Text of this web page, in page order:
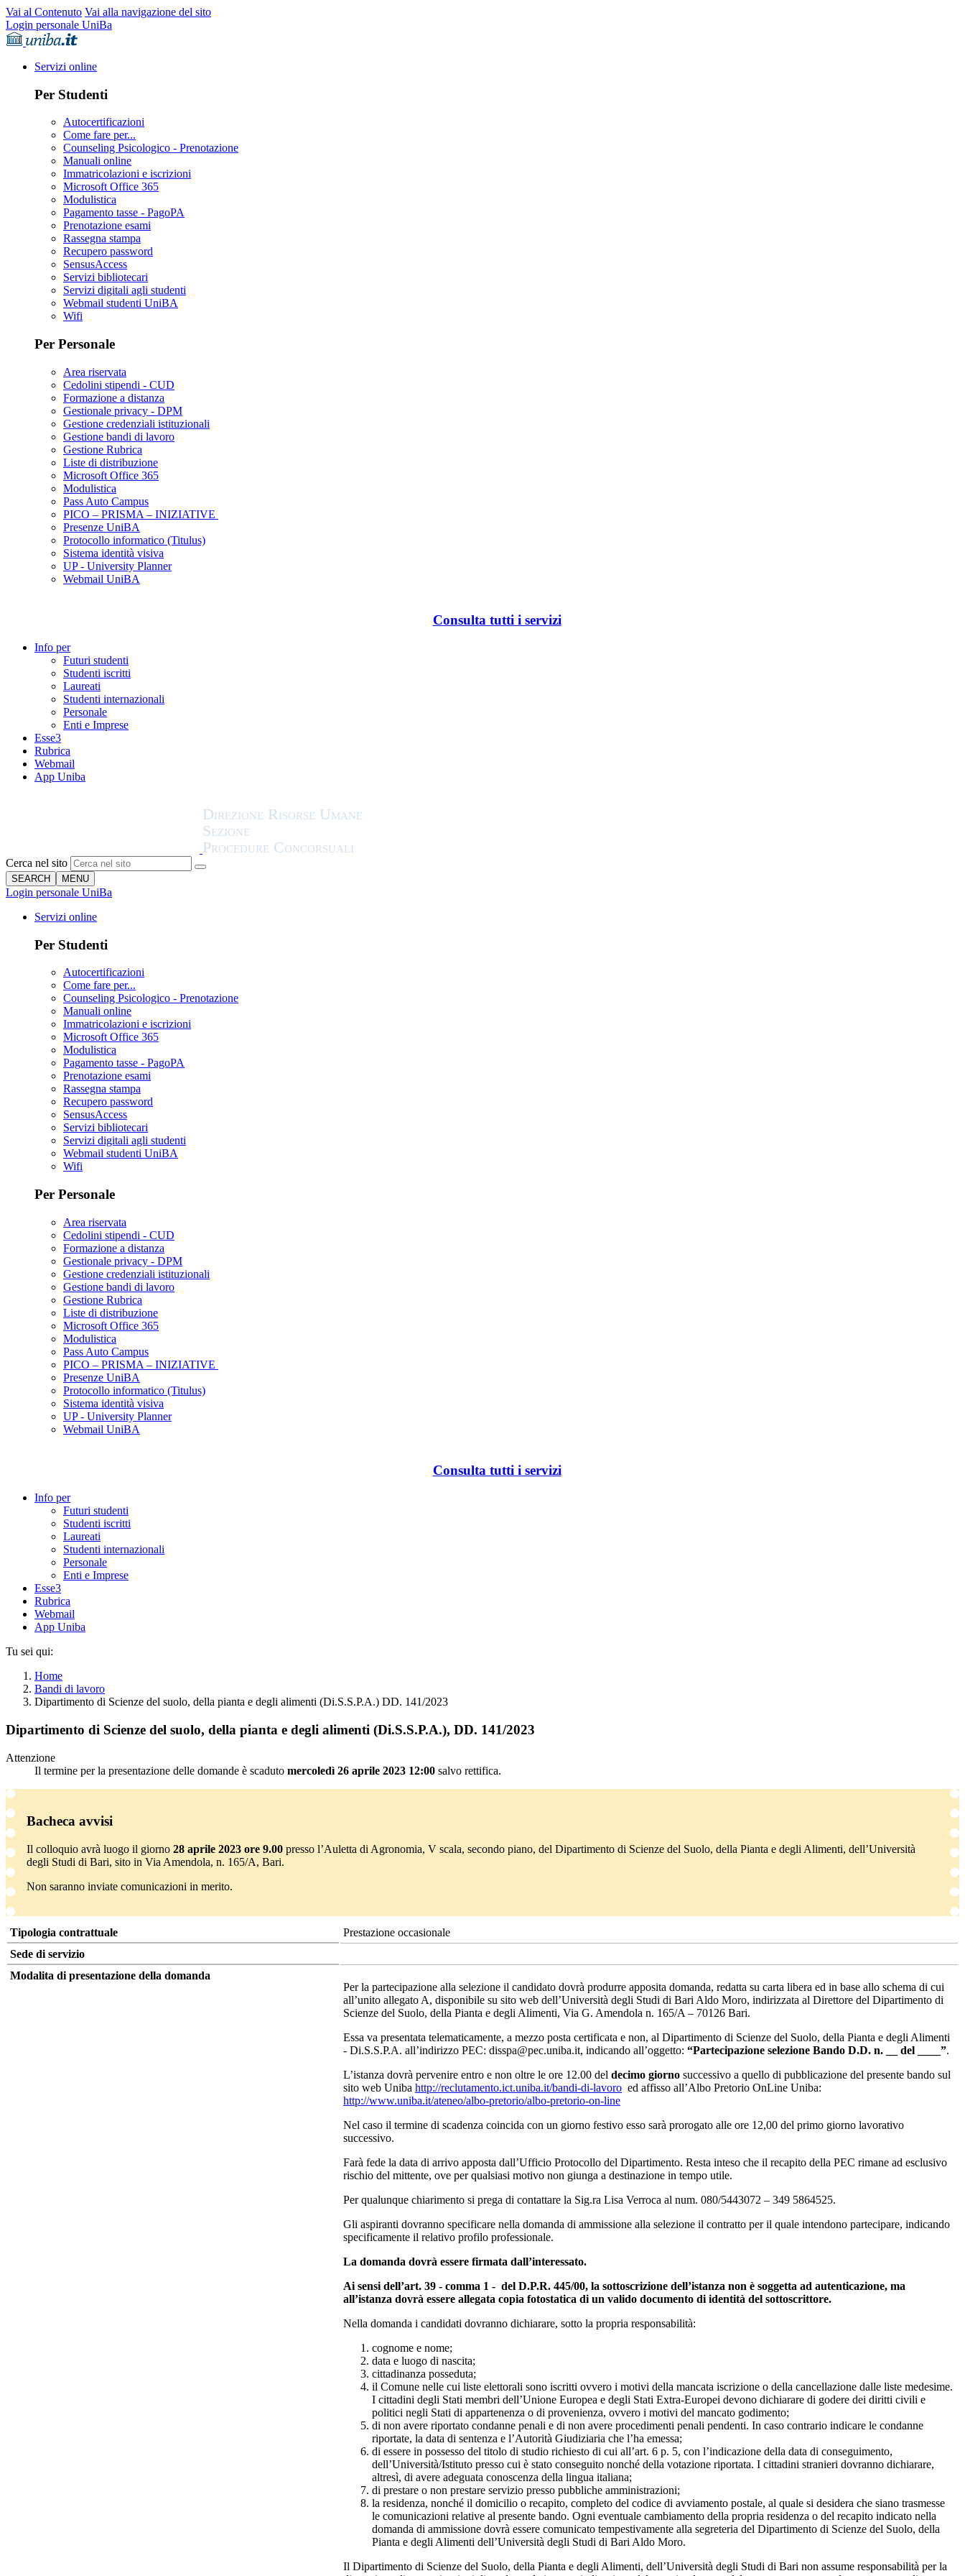
Vai al Contenuto Vai alla navigazione del sito
Login personale UniBa
Servizi online
Per Studenti
Autocertificazioni
Come fare per...
Counseling Psicologico - Prenotazione
Manuali online
Immatricolazioni e iscrizioni
Microsoft Office 365
Modulistica
Pagamento tasse - PagoPA
Prenotazione esami
Rassegna stampa
Recupero password
SensusAccess
Servizi bibliotecari
Servizi digitali agli studenti
Webmail studenti UniBA
Wifi
Per Personale
Area riservata
Cedolini stipendi - CUD
Formazione a distanza
Gestionale privacy - DPM
Gestione credenziali istituzionali
Gestione bandi di lavoro
Gestione Rubrica
Liste di distribuzione
Microsoft Office 365
Modulistica
Pass Auto Campus
PICO – PRISMA – INIZIATIVE
Presenze UniBA
Protocollo informatico (Titulus)
Sistema identità visiva
UP - University Planner
Webmail UniBA
Consulta tutti i servizi
Info per
Futuri studenti
Studenti iscritti
Laureati
Studenti internazionali
Personale
Enti e Imprese
Esse3
Rubrica
Webmail
App Uniba
Cerca nel sito
SEARCH MENU
Login personale UniBa
Servizi online
Per Studenti
Autocertificazioni
Come fare per...
Counseling Psicologico - Prenotazione
Manuali online
Immatricolazioni e iscrizioni
Microsoft Office 365
Modulistica
Pagamento tasse - PagoPA
Prenotazione esami
Rassegna stampa
Recupero password
SensusAccess
Servizi bibliotecari
Servizi digitali agli studenti
Webmail studenti UniBA
Wifi
Per Personale
Area riservata
Cedolini stipendi - CUD
Formazione a distanza
Gestionale privacy - DPM
Gestione credenziali istituzionali
Gestione bandi di lavoro
Gestione Rubrica
Liste di distribuzione
Microsoft Office 365
Modulistica
Pass Auto Campus
PICO – PRISMA – INIZIATIVE
Presenze UniBA
Protocollo informatico (Titulus)
Sistema identità visiva
UP - University Planner
Webmail UniBA
Consulta tutti i servizi
Info per
Futuri studenti
Studenti iscritti
Laureati
Studenti internazionali
Personale
Enti e Imprese
Esse3
Rubrica
Webmail
App Uniba
Tu sei qui:
Home
Bandi di lavoro
Dipartimento di Scienze del suolo, della pianta e degli alimenti (Di.S.S.P.A.) DD. 141/2023
Dipartimento di Scienze del suolo, della pianta e degli alimenti (Di.S.S.P.A.), DD. 141/2023
Attenzione
Il termine per la presentazione delle domande è scaduto mercoledì 26 aprile 2023 12:00 salvo rettifica.
Bacheca avvisi
Il colloquio avrà luogo il giorno 28 aprile 2023 ore 9.00presso l’Auletta di Agronomia, V scala, secondo piano, del Dipartimento di Scienze del Suolo, della Pianta e degli Alimenti, dell’Università
degli Studi di Bari, sito in Via Amendola, n. 165/A, Bari.
Non saranno inviate comunicazioni in merito.
Tipologia contrattuale
Prestazione occasionale
Sede di servizio
Modalita di presentazione della domanda
Per la partecipazione alla selezione il candidato dovrà produrre apposita domanda, redatta su carta libera ed in base allo schema di cui
all’unito allegato A, disponibile su sito web dell’Università degli Studi di Bari Aldo Moro, indirizzata al Direttore del Dipartimento di
Scienze del Suolo, della Pianta e degli Alimenti, Via G. Amendola n. 165/A – 70126 Bari.
Essa va presentata telematicamente, a mezzo posta certificata e non, al Dipartimento di Scienze del Suolo, della Pianta e degli Alimenti
- Di.S.S.P.A. all’indirizzo PEC: disspa@pec.uniba.it, indicando all’oggetto: “Partecipazione selezione Bando D.D. n. __ del ____”.
L’istanza dovrà pervenire entro e non oltre le ore 12.00 del decimo giorno successivo a quello di pubblicazione del presente bando sul
sito web Uniba http://reclutamento.ict.uniba.it/bandi-di-lavoro ed affisso all’Albo Pretorio OnLine Uniba:
http://www.uniba.it/ateneo/albo-pretorio/albo-pretorio-on-line
Nel caso il termine di scadenza coincida con un giorno festivo esso sarà prorogato alle ore 12,00 del primo giorno lavorativo
successivo.
Farà fede la data di arrivo apposta dall’Ufficio Protocollo del Dipartimento. Resta inteso che il recapito della PEC rimane ad esclusivo
rischio del mittente, ove per qualsiasi motivo non giunga a destinazione in tempo utile.
Per qualunque chiarimento si prega di contattare la Sig.ra Lisa Verroca al num. 080/5443072 – 349 5864525.
Gli aspiranti dovranno specificare nella domanda di ammissione alla selezione il contratto per il quale intendono partecipare, indicando
specificamente il relativo profilo professionale.
La domanda dovrà essere firmata dall’interessato.
Ai sensi dell’art. 39 - comma 1 - del D.P.R. 445/00, la sottoscrizione dell’istanza non è soggetta ad autenticazione, ma
all’istanza dovrà essere allegata copia fotostatica di un valido documento di identità del sottoscrittore.
Nella domanda i candidati dovranno dichiarare, sotto la propria responsabilità:
cognome e nome;
data e luogo di nascita;
cittadinanza posseduta;
il Comune nelle cui liste elettorali sono iscritti ovvero i motivi della mancata iscrizione o della cancellazione dalle liste medesime.
I cittadini degli Stati membri dell’Unione Europea e degli Stati Extra-Europei devono dichiarare di godere dei diritti civili e
politici negli Stati di appartenenza o di provenienza, ovvero i motivi del mancato godimento;
di non avere riportato condanne penali e di non avere procedimenti penali pendenti. In caso contrario indicare le condanne
riportate, la data di sentenza e l’Autorità Giudiziaria che l’ha emessa;
di essere in possesso del titolo di studio richiesto di cui all’art. 6 p. 5, con l’indicazione della data di conseguimento,
dell’Università/Istituto presso cui è stato conseguito nonché della votazione riportata. I cittadini stranieri dovranno dichiarare,
altresì, di avere adeguata conoscenza della lingua italiana;
di prestare o non prestare servizio presso pubbliche amministrazioni;
la residenza, nonché il domicilio o recapito, completo del codice di avviamento postale, al quale si desidera che siano trasmesse
le comunicazioni relative al presente bando. Ogni eventuale cambiamento della propria residenza o del recapito indicato nella
domanda di ammissione dovrà essere comunicato tempestivamente alla segreteria del Dipartimento di Scienze del Suolo, della
Pianta e degli Alimenti dell’Università degli Studi di Bari Aldo Moro.
Il Dipartimento di Scienze del Suolo, della Pianta e degli Alimenti, dell’Università degli Studi di Bari non assume responsabilità per la